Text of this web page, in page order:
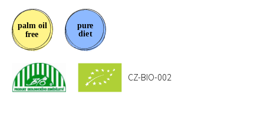
CZ-BIO-002